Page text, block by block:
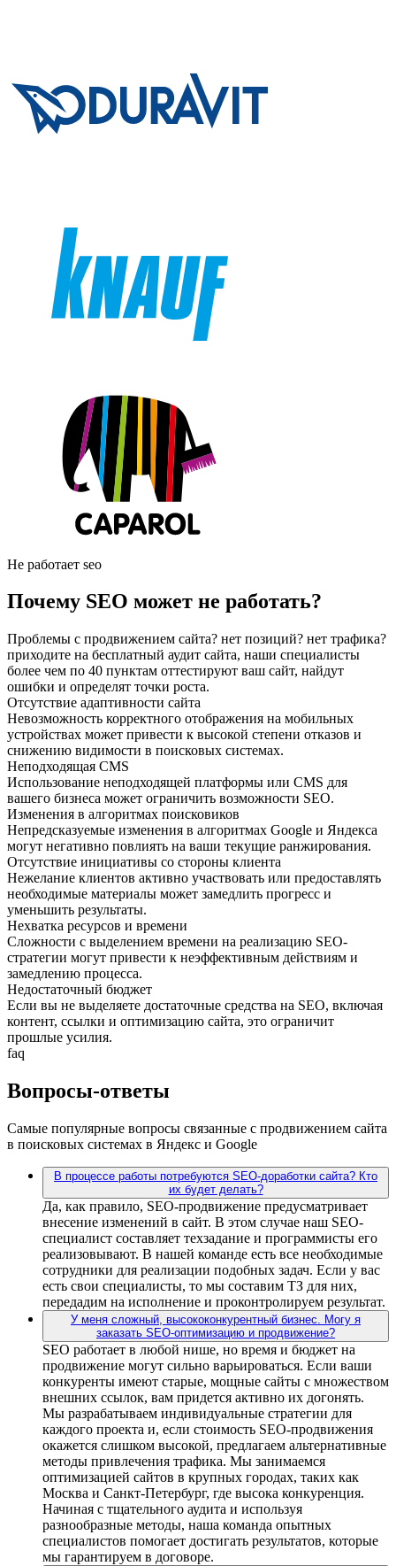
Не работает seo
Почему SEO может не работать?
Проблемы с продвижением сайта? нет позиций? нет трафика?
приходите на бесплатный аудит сайта, наши специалисты
более чем по 40 пунктам оттестируют ваш сайт, найдут
ошибки и определят точки роста.
Отсутствие адаптивности сайта
Невозможность корректного отображения на мобильных
устройствах может привести к высокой степени отказов и
снижению видимости в поисковых системах.
Неподходящая CMS
Использование неподходящей платформы или CMS для
вашего бизнеса может ограничить возможности SEO.
Изменения в алгоритмах поисковиков
Непредсказуемые изменения в алгоритмах Google и Яндекса
могут негативно повлиять на ваши текущие ранжирования.
Отсутствие инициативы со стороны клиента
Нежелание клиентов активно участвовать или предоставлять
необходимые материалы может замедлить прогресс и
уменьшить результаты.
Нехватка ресурсов и времени
Сложности с выделением времени на реализацию SEO-
стратегии могут привести к неэффективным действиям и
замедлению процесса.
Недостаточный бюджет
Если вы не выделяете достаточные средства на SEO, включая
контент, ссылки и оптимизацию сайта, это ограничит
прошлые усилия.
faq
Вопросы-ответы
Самые популярные вопросы связанные с продвижением сайта
в поисковых системах в Яндекс и Google
В процессе работы потребуются SEO-доработки сайта? Кто
их будет делать?
Да, как правило, SEO-продвижение предусматривает
внесение изменений в сайт. В этом случае наш SEO-
специалист составляет техзадание и программисты его
реализовывают. В нашей команде есть все необходимые
сотрудники для реализации подобных задач. Если у вас
есть свои специалисты, то мы составим ТЗ для них,
передадим на исполнение и проконтролируем результат.
У меня сложный, высококонкурентный бизнес. Могу я
заказать SEO-оптимизацию и продвижение?
SEO работает в любой нише, но время и бюджет на
продвижение могут сильно варьироваться. Если ваши
конкуренты имеют старые, мощные сайты с множеством
внешних ссылок, вам придется активно их догонять.
Мы разрабатываем индивидуальные стратегии для
каждого проекта и, если стоимость SEO-продвижения
окажется слишком высокой, предлагаем альтернативные
методы привлечения трафика. Мы занимаемся
оптимизацией сайтов в крупных городах, таких как
Москва и Санкт-Петербург, где высока конкуренция.
Начиная с тщательного аудита и используя
разнообразные методы, наша команда опытных
специалистов помогает достигать результатов, которые
мы гарантируем в договоре.